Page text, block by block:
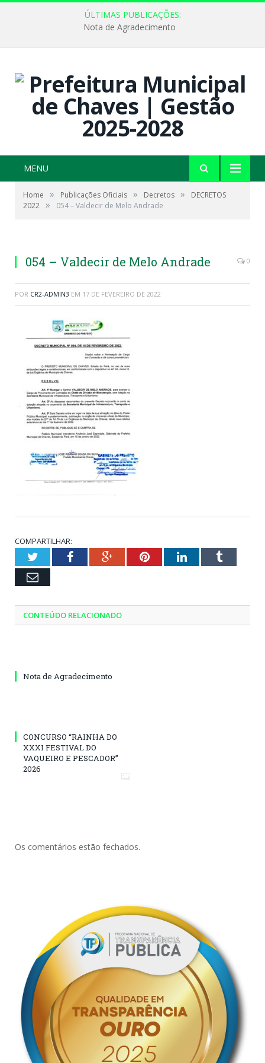
ÚLTIMAS PUBLICAÇÕES:
Nota de Agradecimento
MENU
Home » Publicações Oficiais » Decretos »
DECRETOS
2022 » 054 – Valdecir de Melo Andrade
054 – Valdecir de Melo Andrade 0
POR CR2-ADMIN3 EM 17 DE FEVEREIRO DE 2022
COMPARTILHAR:
TwitterFacebookGoogle+PinterestLinkedInTumblr
Email
CONTEÚDO RELACIONADO
Nota de Agradecimento
CONCURSO “RAINHA DO
XXXI FESTIVAL DO
VAQUEIRO E PESCADOR”
2026
Os comentários estão fechados.